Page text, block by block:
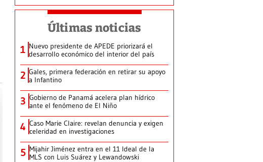
Últimas noticias
1 Nuevo presidente de APEDE priorizará el
desarrollo económico del interior del país
2 Gales, primera federación en retirar su apoyo
a Infantino
3 Gobierno de Panamá acelera plan hídrico
ante el fenómeno de El Niño
4 Caso Marie Claire: revelan denuncia y exigen
celeridad en investigaciones
5 Mijahir Jiménez entra en el 11 Ideal de la
MLS con Luis Suárez y Lewandowski